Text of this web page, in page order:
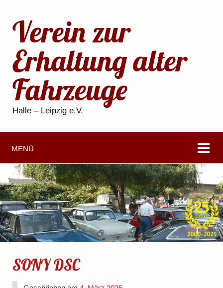
Verein zur
Erhaltung alter
Fahrzeuge
Halle – Leipzig e.V.
MENÜ
SONY DSC